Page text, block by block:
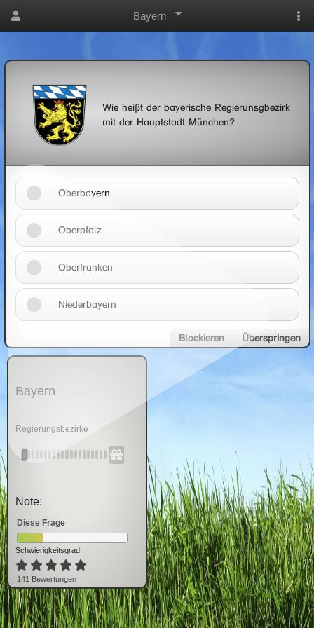
Bayern
Wie heißt der bayerische Regierunsgbezirk
mit der Hauptstadt München?
Oberbayern
Oberpfalz
Oberfranken
Niederbayern
Blockieren Überspringen
Bayern
Regierungsbezirke
Note:
Diese Frage
Schwierigkeitsgrad
141 Bewertungen